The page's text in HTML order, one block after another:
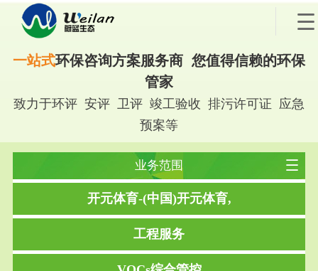
一站式环保咨询方案服务商 您值得信赖的环保
管家
致力于环评 安评 卫评 竣工验收 排污许可证 应急
预案等
业务范围
开元体育-(中国)开元体育,
工程服务